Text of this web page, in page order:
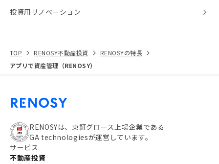
投資用リノベーション
TOP RENOSY不動産投資
RENOSYの特長
アプリで資産管理（RENOSY）
RENOSYは、東証グロース上場企業である
GA technologiesが運営しています。
サービス
不動産投資